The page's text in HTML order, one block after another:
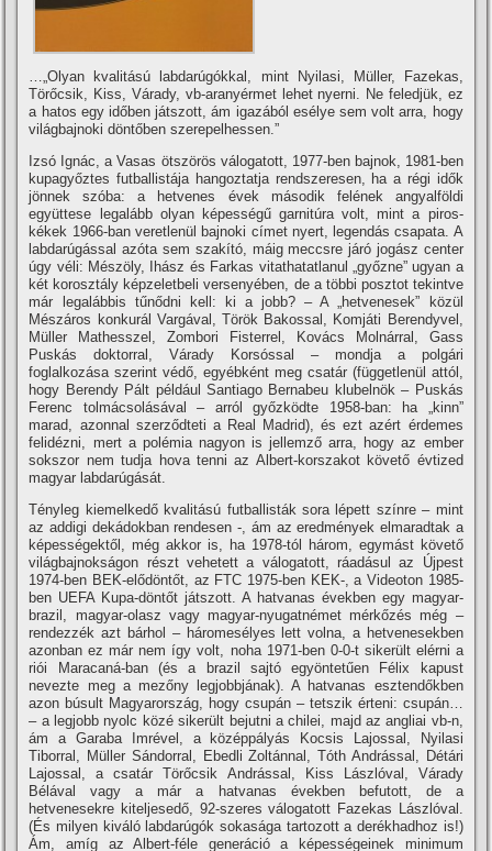
…„Olyan kvalitású labdarúgókkal, mint Nyilasi, Müller, Fazekas,
Törőcsik, Kiss, Várady, vb-aranyérmet lehet nyerni. Ne feledjük, ez
a hatos egy időben játszott, ám igazából esélye sem volt arra, hogy
világbajnoki döntőben szerepelhessen.”
Izsó Ignác, a Vasas ötszörös válogatott, 1977-ben bajnok, 1981-ben
kupagyőztes futballistája hangoztatja rendszeresen, ha a régi idők
jönnek szóba: a hetvenes évek második felének angyalföldi
együttese legalább olyan képességű garnitúra volt, mint a piros-
kékek 1966-ban veretlenül bajnoki cí­met nyert, legendás csapata. A
labdarúgással azóta sem szakí­tó, máig meccsre járó jogász center
úgy véli: Mészöly, Ihász és Farkas vitathatatlanul „győzne” ugyan a
két korosztály képzeletbeli versenyében, de a többi posztot tekintve
már legalábbis tűnődni kell: ki a jobb? – A „hetvenesek” közül
Mészáros konkurál Vargával, Török Bakossal, Komjáti Berendyvel,
Müller Mathesszel, Zombori Fisterrel, Kovács Molnárral, Gass
Puskás doktorral, Várady Korsóssal – mondja a polgári
foglalkozása szerint védő, egyébként meg csatár (függetlenül attól,
hogy Berendy Pált például Santiago Bernabeu klubelnök – Puskás
Ferenc tolmácsolásával – arról győzködte 1958-ban: ha „kinn”
marad, azonnal szerződteti a Real Madrid), és ezt azért érdemes
felidézni, mert a polémia nagyon is jellemző arra, hogy az ember
sokszor nem tudja hova tenni az Albert-korszakot követő évtized
magyar labdarúgását.
Tényleg kiemelkedő kvalitású futballisták sora lépett szí­nre – mint
az addigi dekádokban rendesen -, ám az eredmények elmaradtak a
képességektől, még akkor is, ha 1978-tól három, egymást követő
világbajnokságon részt vehetett a válogatott, ráadásul az Újpest
1974-ben BEK-elődöntőt, az FTC 1975-ben KEK-, a Videoton 1985-
ben UEFA Kupa-döntőt játszott. A hatvanas években egy magyar-
brazil, magyar-olasz vagy magyar-nyugatnémet mérkőzés még –
rendezzék azt bárhol – háromesélyes lett volna, a hetvenesekben
azonban ez már nem í­gy volt, noha 1971-ben 0-0-t sikerült elérni a
riói Maracaná-ban (és a brazil sajtó egyöntetűen Félix kapust
nevezte meg a mezőny legjobbjának). A hatvanas esztendőkben
azon búsult Magyarország, hogy csupán – tetszik érteni: csupán…
– a legjobb nyolc közé sikerült bejutni a chilei, majd az angliai vb-n,
ám a Garaba Imrével, a középpályás Kocsis Lajossal, Nyilasi
Tiborral, Müller Sándorral, Ebedli Zoltánnal, Tóth Andrással, Détári
Lajossal, a csatár Törőcsik Andrással, Kiss Lászlóval, Várady
Bélával vagy a már a hatvanas években befutott, de a
hetvenesekre kiteljesedő, 92-szeres válogatott Fazekas Lászlóval.
(És milyen kiváló labdarúgók sokasága tartozott a derékhadhoz is!)
Ám, amí­g az Albert-féle generáció a képességeinek minimum